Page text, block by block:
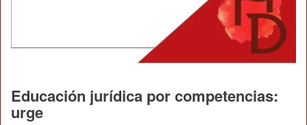
Educación jurídica por competencias:
urge